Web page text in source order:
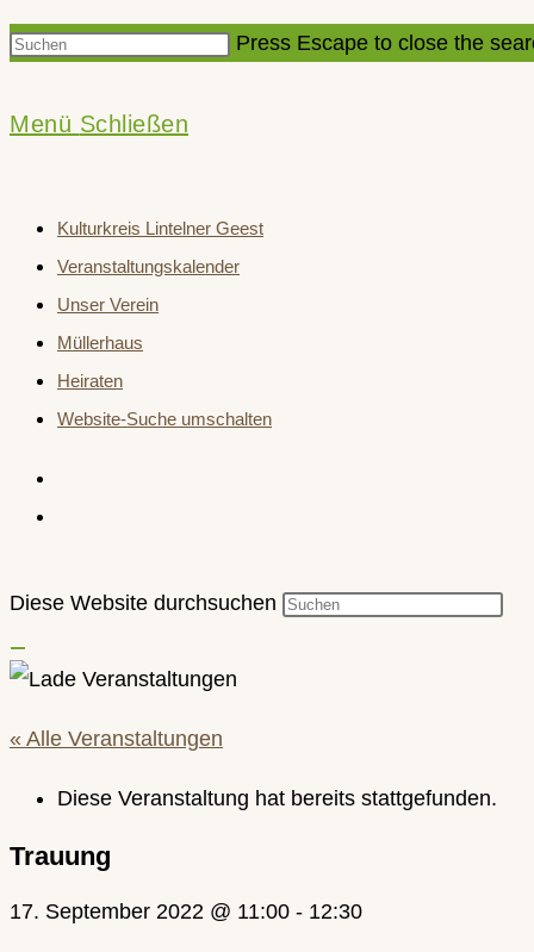
Press Escape to close the
Menü Schließen
Kulturkreis Lintelner Geest
Veranstaltungskalender
Unser Verein
Müllerhaus
Heiraten
Website-Suche umschalten
Diese Website durchsuchen
« Alle Veranstaltungen
Diese Veranstaltung hat bereits stattgefunden.
Trauung
17. September 2022 @ 11:00 - 12:30